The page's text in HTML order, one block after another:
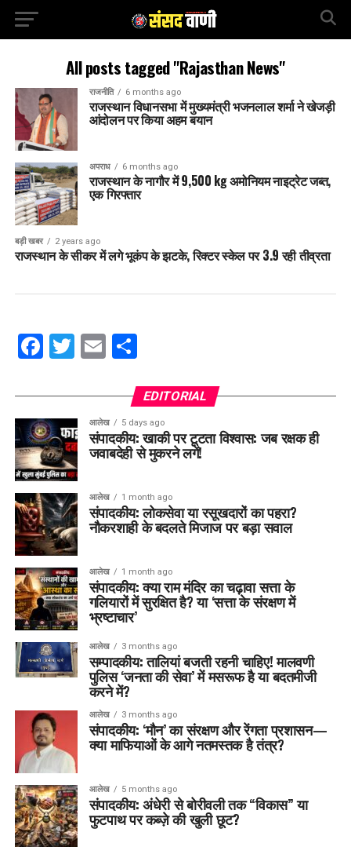
All posts tagged "Rajasthan News"
राजनीति 6 months ago
राजस्थान विधानसभा में मुख्यमंत्री भजनलाल शर्मा ने खेजड़ी
आंदोलन पर किया अहम बयान
अपराध 6 months ago
राजस्थान के नागौर में 9,500 kg अमोनियम नाइट्रेट जब्त,
एक गिरफ्तार
बड़ी खबर 2 years ago
राजस्थान के सीकर में लगे भूकंप के झटके, रिक्टर स्केल पर 3.9 रही तीव्रता
Facebook
Twitter
EmailShare
EDITORIAL
आलेख 5 days ago
संपादकीय: खाकी पर टूटता विश्वास: जब रक्षक ही
जवाबदेही से मुकरने लगें!
आलेख 1 month ago
संपादकीय: लोकसेवा या रसूखदारों का पहरा?
नौकरशाही के बदलते मिजाज पर बड़ा सवाल
आलेख 1 month ago
संपादकीय: क्या राम मंदिर का चढ़ावा सत्ता के
गलियारों में सुरक्षित है? या ‘सत्ता के संरक्षण में
भ्रष्टाचार’
आलेख 3 months ago
सम्पादकीय: तालियां बजती रहनी चाहिए! मालवणी
पुलिस ‘जनता की सेवा’ में मसरूफ है या बदतमीजी
करने में?
आलेख 3 months ago
संपादकीय: ‘मौन’ का संरक्षण और रेंगता प्रशासन—
क्या माफियाओं के आगे नतमस्तक है तंत्र?
आलेख 5 months ago
संपादकीय: अंधेरी से बोरीवली तक “विकास” या
फुटपाथ पर कब्ज़े की खुली छूट?